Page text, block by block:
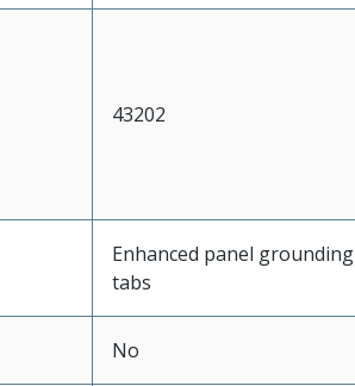
43202
Enhanced panel grounding
tabs
No